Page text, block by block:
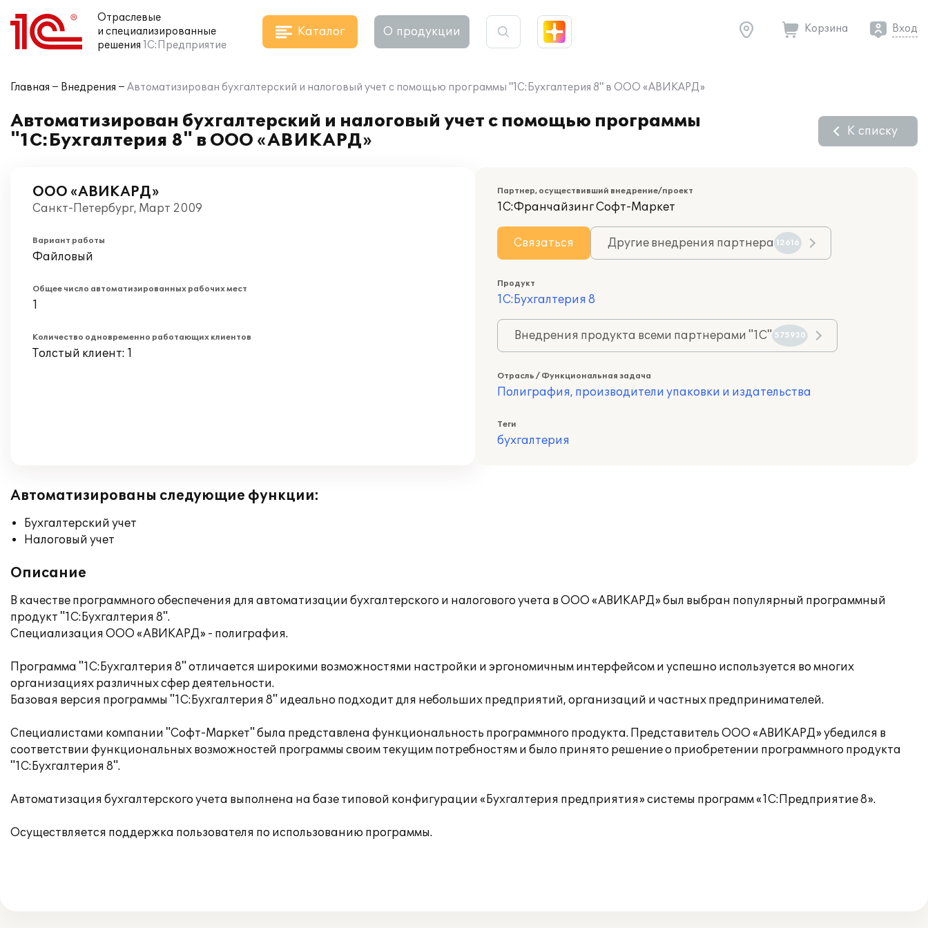
Отраслевые
и специализированные
решения 1С:Предприятие
Каталог О продукции Корзина Вход
Главная Внедрения Автоматизирован бухгалтерский и налоговый учет с помощью программы "1С:Бухгалтерия 8" в ООО «АВИКАРД»
Автоматизирован бухгалтерский и налоговый учет с помощью программы
"1С:Бухгалтерия 8" в ООО «АВИКАРД»
К списку
ООО «АВИКАРД»
Санкт-Петербург, Март 2009
Вариант работы
Файловый
Общее число автоматизированных рабочих мест
1
Количество одновременно работающих клиентов
Толстый клиент: 1
Партнер, осуществивший внедрение/проект
1С:Франчайзинг Софт-Маркет
Связаться Другие внедрения партнера 12616
Продукт
1С:Бухгалтерия 8
Внедрения продукта всеми партнерами "1С" 575930
Отрасль / Функциональная задача
Полиграфия, производители упаковки и издательства
Теги
бухгалтерия
Автоматизированы следующие функции:
Бухгалтерский учет
Налоговый учет
Описание
В качестве программного обеспечения для автоматизации бухгалтерского и налогового учета в ООО «АВИКАРД» был выбран популярный программный
продукт "1С:Бухгалтерия 8".
Специализация ООО «АВИКАРД» - полиграфия.
Программа "1С:Бухгалтерия 8" отличается широкими возможностями настройки и эргономичным интерфейсом и успешно используется во многих
организациях различных сфер деятельности.
Базовая версия программы "1С:Бухгалтерия 8" идеально подходит для небольших предприятий, организаций и частных предпринимателей.
Специалистами компании "Софт-Маркет" была представлена функциональность программного продукта. Представитель ООО «АВИКАРД» убедился в
соответствии функциональных возможностей программы своим текущим потребностям и было принято решение о приобретении программного продукта
"1С:Бухгалтерия 8".
Автоматизация бухгалтерского учета выполнена на базе типовой конфигурации «Бухгалтерия предприятия» системы программ «1С:Предприятие 8».
Осуществляется поддержка пользователя по использованию программы.